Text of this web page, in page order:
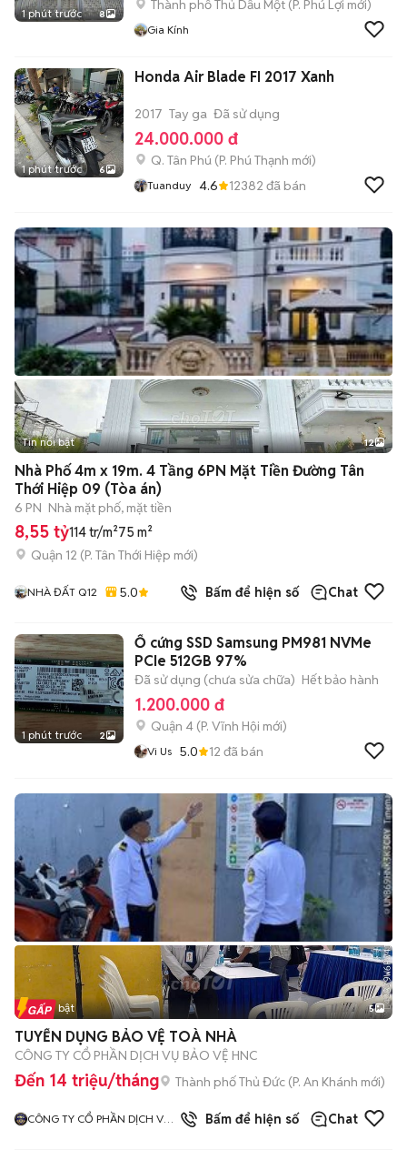
1 phút trước 8
Thành phố Thủ Dầu Một (P. Phú Lợi mới)
Gia Kính
1 phút trước 6
Honda Air Blade FI 2017 Xanh
2017 Tay ga Đã sử dụng
24.000.000 đ
Q. Tân Phú (P. Phú Thạnh mới)
Tuanduy 4.6 12382 đã bán
+2
Tin nổi bật 12
Nhà Phố 4m x 19m. 4 Tầng 6PN Mặt Tiền Đường Tân
Thới Hiệp 09 (Tòa án)
6 PN Nhà mặt phố, mặt tiền
8,55 tỷ114 tr/m²75 m²
Quận 12 (P. Tân Thới Hiệp mới)
NHÀ ĐẤT Q12 5.0 Bấm để hiện số Chat
1 phút trước 2
Ổ cứng SSD Samsung PM981 NVMe
PCIe 512GB 97%
Đã sử dụng (chưa sửa chữa) Hết bảo hành
1.200.000 đ
Quận 4 (P. Vĩnh Hội mới)
Vi Us 5.0 12 đã bán
Tin nổi bật 5
TUYỂN DỤNG BẢO VỆ TOÀ NHÀ
CÔNG TY CỔ PHẦN DỊCH VỤ BẢO VỆ HNC
Đến 14 triệu/tháng Thành phố Thủ Đức (P. An Khánh mới)
CÔNG TY CỔ PHẦN DỊCH VỤ
Bấm để hiện số Chat